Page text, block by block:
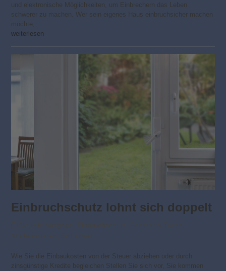
und elektronische Möglichkeiten, um Einbrechern das Leben
schwerer zu machen. Wer sein eigenes Haus einbruchsicher machen
möchte,…
weiterlesen
Einbruchschutz lohnt sich doppelt
Wie Sie die Einbaukosten von der Steuer abziehen oder durch
zinsgünstige Kredite begleichen Stellen Sie sich vor, Sie kommen